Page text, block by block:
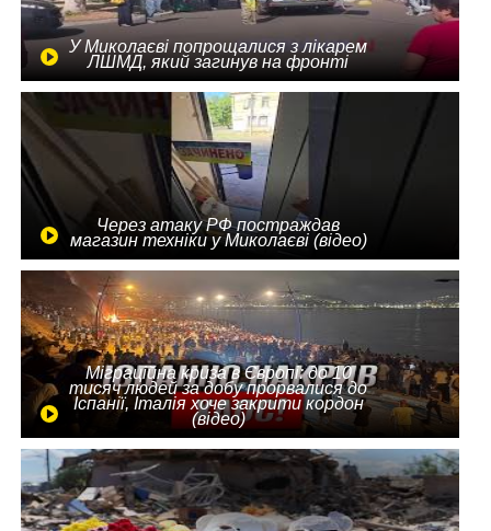
У Миколаєві попрощалися з лікарем
ЛШМД, який загинув на фронті
Через атаку РФ постраждав
магазин техніки у Миколаєві (відео)
Міграційна криза в Європі: до 10
тисяч людей за добу прорвалися до
Іспанії, Італія хоче закрити кордон
(відео)